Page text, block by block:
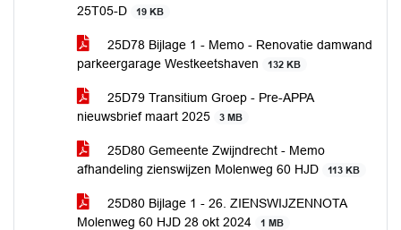
25T05-D
19 KB
25D78 Bijlage 1 - Memo - Renovatie damwand
parkeergarage Westkeetshaven
132 KB
25D79 Transitium Groep - Pre-APPA
nieuwsbrief maart 2025
3 MB
25D80 Gemeente Zwijndrecht - Memo
afhandeling zienswijzen Molenweg 60 HJD
113 KB
25D80 Bijlage 1 - 26. ZIENSWIJZENNOTA
Molenweg 60 HJD 28 okt 2024
1 MB